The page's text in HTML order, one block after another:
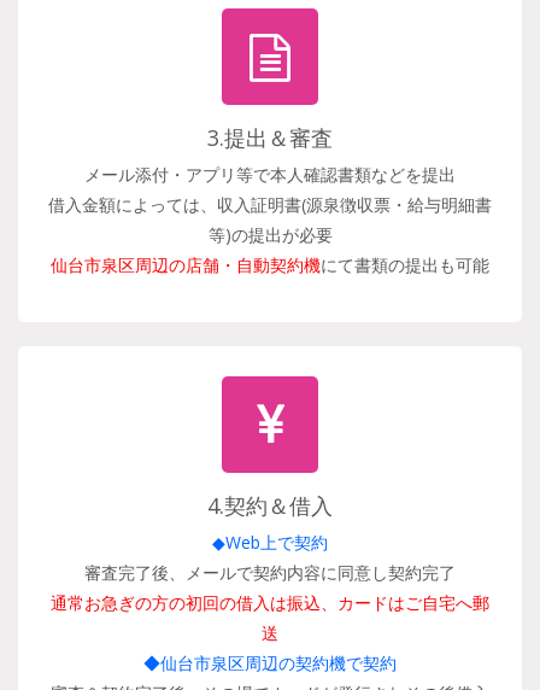
3.提出＆審査
メール添付・アプリ等で本人確認書類などを提出
借入金額によっては、収入証明書(源泉徴収票・給与明細書
等)の提出が必要
仙台市泉区周辺の店舗・自動契約機にて書類の提出も可能
4.契約＆借入
◆Web上で契約
審査完了後、メールで契約内容に同意し契約完了
通常お急ぎの方の初回の借入は振込、カードはご自宅へ郵
送
◆仙台市泉区周辺の契約機で契約